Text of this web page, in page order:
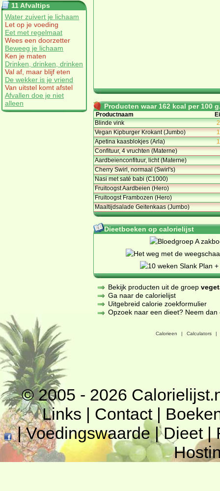
11 Afvaltips
Water zuivert je lichaam
Let op je voeding
Eet met regelmaat
Wees een doorzetter
Beweeg je lichaam
Ken je maten
Drinken, drinken, drinken
Val af, maar blijf eten
De wekker is je vriend
Van uitstel komt afstel
Afvallen doe je niet
alleen
Producten waar 162 kcal per 100
Productnaam
Blinde vink
Vegan Kipburger Krokant (Jumbo)
Apetina kaasblokjes (Arla)
Confituur, 4 vruchten (Materne)
Aardbeienconfituur, licht (Materne)
Cherry Swirl, normaal (Swirl's)
Nasi met saté babi (C1000)
Fruitoogst Aardbeien (Hero)
Fruitoogst Frambozen (Hero)
Maaltijdsalade Geitenkaas (Jumbo)
Dieetboeken op calorielijst
Bekijk producten uit de groep
Ga naar de calorielijst
Uitgebreid calorie zoekformulier
Opzoek naar een dieet? Neem
Calorieen | Calculators |
© 2005 - 2026
Links | Contact|
|Voedingswaarde|Dieet|